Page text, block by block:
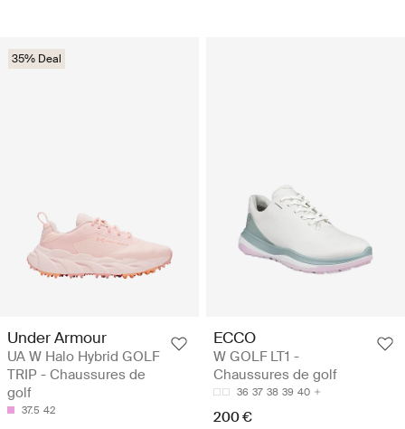
35% Deal
Under Armour
UA W Halo Hybrid GOLF
TRIP - Chaussures de
golf
37.5 42
ECCO
W GOLF LT1 -
Chaussures de golf
36 37 38 39 40
200 €